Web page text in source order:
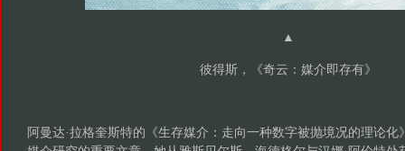
▲
彼得斯，《奇云：媒介即存有》
阿曼达·拉格奎斯特的《生存媒介：走向一种数字被抛境况的理论化